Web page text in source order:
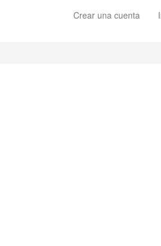
Crear una cuenta